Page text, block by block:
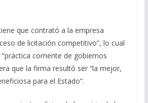
que contrató a la empresa
de licitación competitivo”, lo cual
corriente de gobiernos
que la firma resultó ser “la mejor,
para el Estado”.